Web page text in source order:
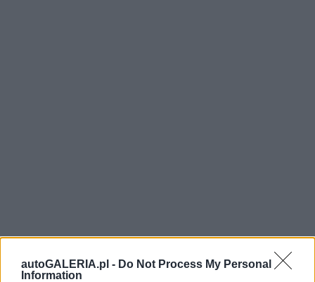
autoGALERIA.pl - Do Not Process My Personal
Information